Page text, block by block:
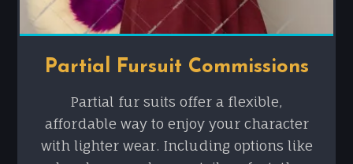
Partial Fursuit Commissions
Partial fur suits offer a flexible,
affordable way to enjoy your character
with lighter wear. Including options like